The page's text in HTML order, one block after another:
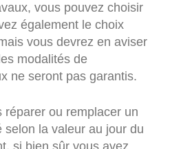
vous pouvez choisir
également le choix
vous devrez en aviser
modalités de
ne seront pas garantis.
ou remplacer un
selon la valeur au jour du
si bien sûr vous avez